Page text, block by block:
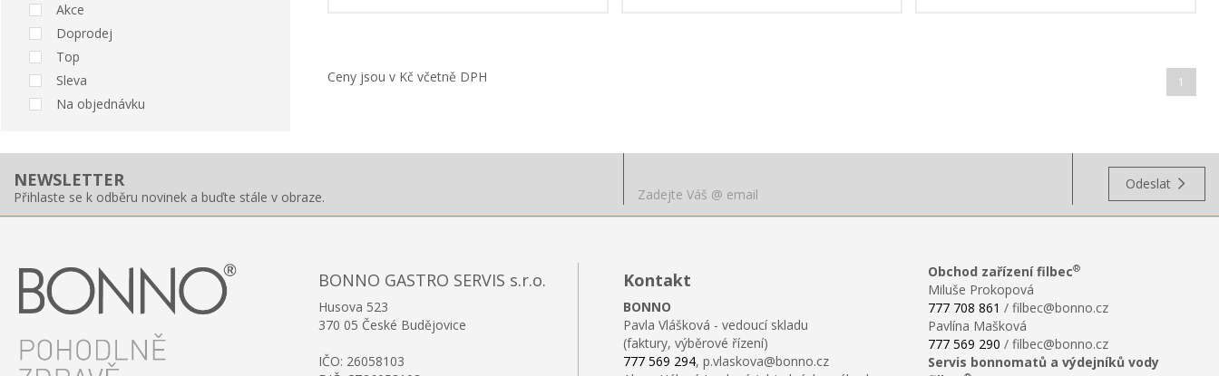
Akce
Doprodej
Top
Sleva
Na objednávku
Ceny jsou v Kč včetně DPH 1
NEWSLETTER
Přihlaste se k odběru novinek a buďte stále v obraze.
Odeslat
BONNO GASTRO SERVIS s.r.o.
Husova 523
370 05 České Budějovice
IČO: 26058103
Kontakt
BONNO
Pavla Vlášková - vedoucí skladu
(faktury, výběrové řízení)
777 569 294, p.vlaskova@bonno.cz
Obchod zařízení filbec®
Miluše Prokopová
777 708 861 / filbec@bonno.cz
Pavlína Mašková
777 569 290 / filbec@bonno.cz
Servis bonnomatů a výdejníků vody